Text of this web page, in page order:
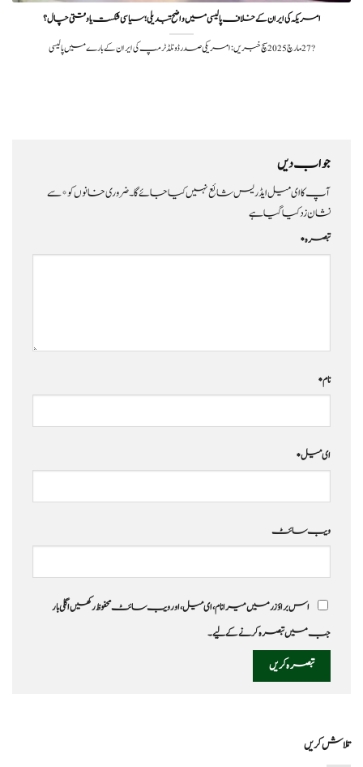
امریکہ کی ایران کے خلاف پالیسی میں واضح تبدیلی؛ سیاسی شکست یا وقتی چال؟
?️ 27 مارچ 2025 سچ خبریں:امریکی صدر ڈونلڈ ٹرمپ کی ایران کے بارے میں پالیسی
جواب دیں
آپ کا ای میل ایڈریس شائع نہیں کیا جائے گا۔ضروری خانوں کو*سے
نشان زد کیا گیا ہے
تبصرہ*
نام*
ای میل*
ویب‌ سائٹ
اس براؤزر میں میرا نام، ای میل، اور ویب سائٹ محفوظ رکھیں اگلی بار
جب میں تبصرہ کرنے کےلیے۔
تلاش کریں